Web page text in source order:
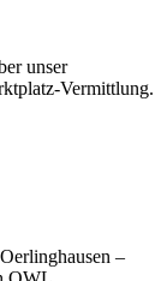
unser
Vermittlung.
–